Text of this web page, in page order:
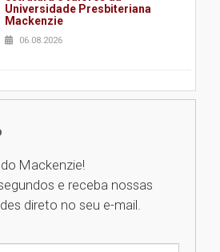
Universidade Presbiteriana
Mackenzie
06.08.2026
Nova apresentação do Centro
Universidade Mackenzie
realizará nova edição da Feira
Mackenzie!
e receba nossas
direto no seu e-mail.